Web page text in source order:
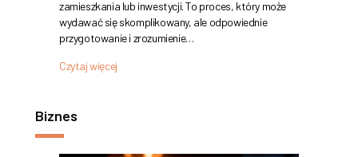
zamieszkania lub inwestycji. To proces, który może
wydawać się skomplikowany, ale odpowiednie
przygotowanie i zrozumienie…
Czytaj więcej
Biznes